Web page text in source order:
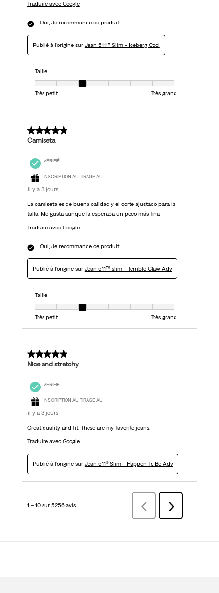
Traduire avec Google
Oui, Je recommande ce produit.
Publié à l'origine sur Jean 511™ Slim - Iceberg Cool
Taille
Taille, 3 sur 7, où 1 est égal à Très petit et 7 est égal à Très grand
Très petit
Très grand
5 sur 5 étoiles.
Camiseta
VÉRIFIÉ
INSCRIPTION AU TIRAGE AU
il y a 3 jours
La camiseta es de buena calidad y el corte ajustado para la
talla. Me gusta aunque la esperaba un poco más fina
Traduire avec Google
Oui, Je recommande ce produit.
Publié à l'origine sur Jean 511™ slim - Terrible Claw Adv
Taille
Taille, 3 sur 7, où 1 est égal à Très petit et 7 est égal à Très grand
Très petit
Très grand
5 sur 5 étoiles.
Nice and stretchy
VÉRIFIÉ
INSCRIPTION AU TIRAGE AU
il y a 3 jours
Great quality and fit. These are my favorite jeans.
Traduire avec Google
Publié à l'origine sur Jean 511® Slim - Happen To Be Adv
1 – 10 sur 5256 avis PrécédentavisSuivant
avis